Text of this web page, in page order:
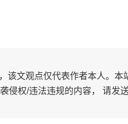
该文观点仅代表作者本人。
侵权/违法违规的内容， 请发